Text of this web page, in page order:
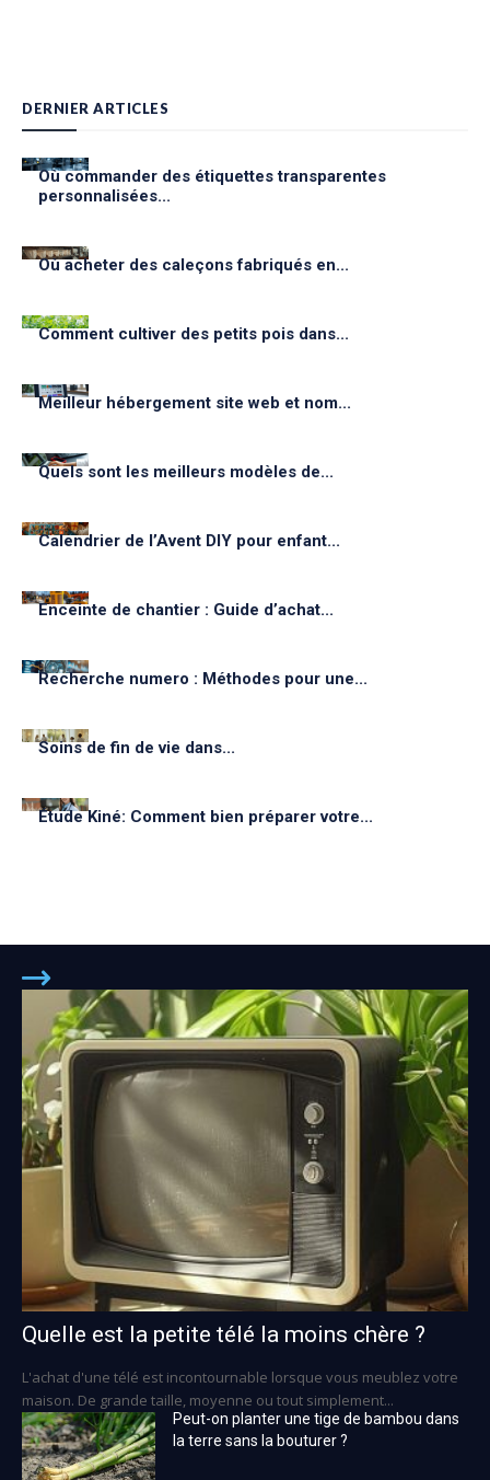
DERNIER ARTICLES
Où commander des étiquettes transparentes
personnalisées...
Où acheter des caleçons fabriqués en...
Comment cultiver des petits pois dans...
Meilleur hébergement site web et nom...
Quels sont les meilleurs modèles de...
Calendrier de l’Avent DIY pour enfant...
Enceinte de chantier : Guide d’achat...
Recherche numero : Méthodes pour une...
Soins de fin de vie dans...
Étude Kiné: Comment bien préparer votre...
Quelle est la petite télé la moins chère ?
L'achat d'une télé est incontournable lorsque vous meublez votre
maison. De grande taille, moyenne ou tout simplement...
Peut-on planter une tige de bambou dans
la terre sans la bouturer ?